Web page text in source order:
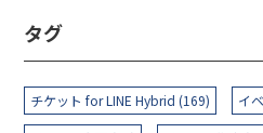
タグ
チケット for LINE Hybrid (169) イ